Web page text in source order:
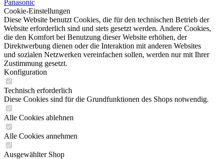
Panasonic
Cookie-Einstellungen
Diese Website benutzt Cookies, die für den technischen Betrieb der
Website erforderlich sind und stets gesetzt werden. Andere Cookies,
die den Komfort bei Benutzung dieser Website erhöhen, der
Direktwerbung dienen oder die Interaktion mit anderen Websites
und sozialen Netzwerken vereinfachen sollen, werden nur mit Ihrer
Zustimmung gesetzt.
Konfiguration
Technisch erforderlich
Diese Cookies sind für die Grundfunktionen des Shops notwendig.
Alle Cookies ablehnen
Alle Cookies annehmen
Ausgewählter Shop